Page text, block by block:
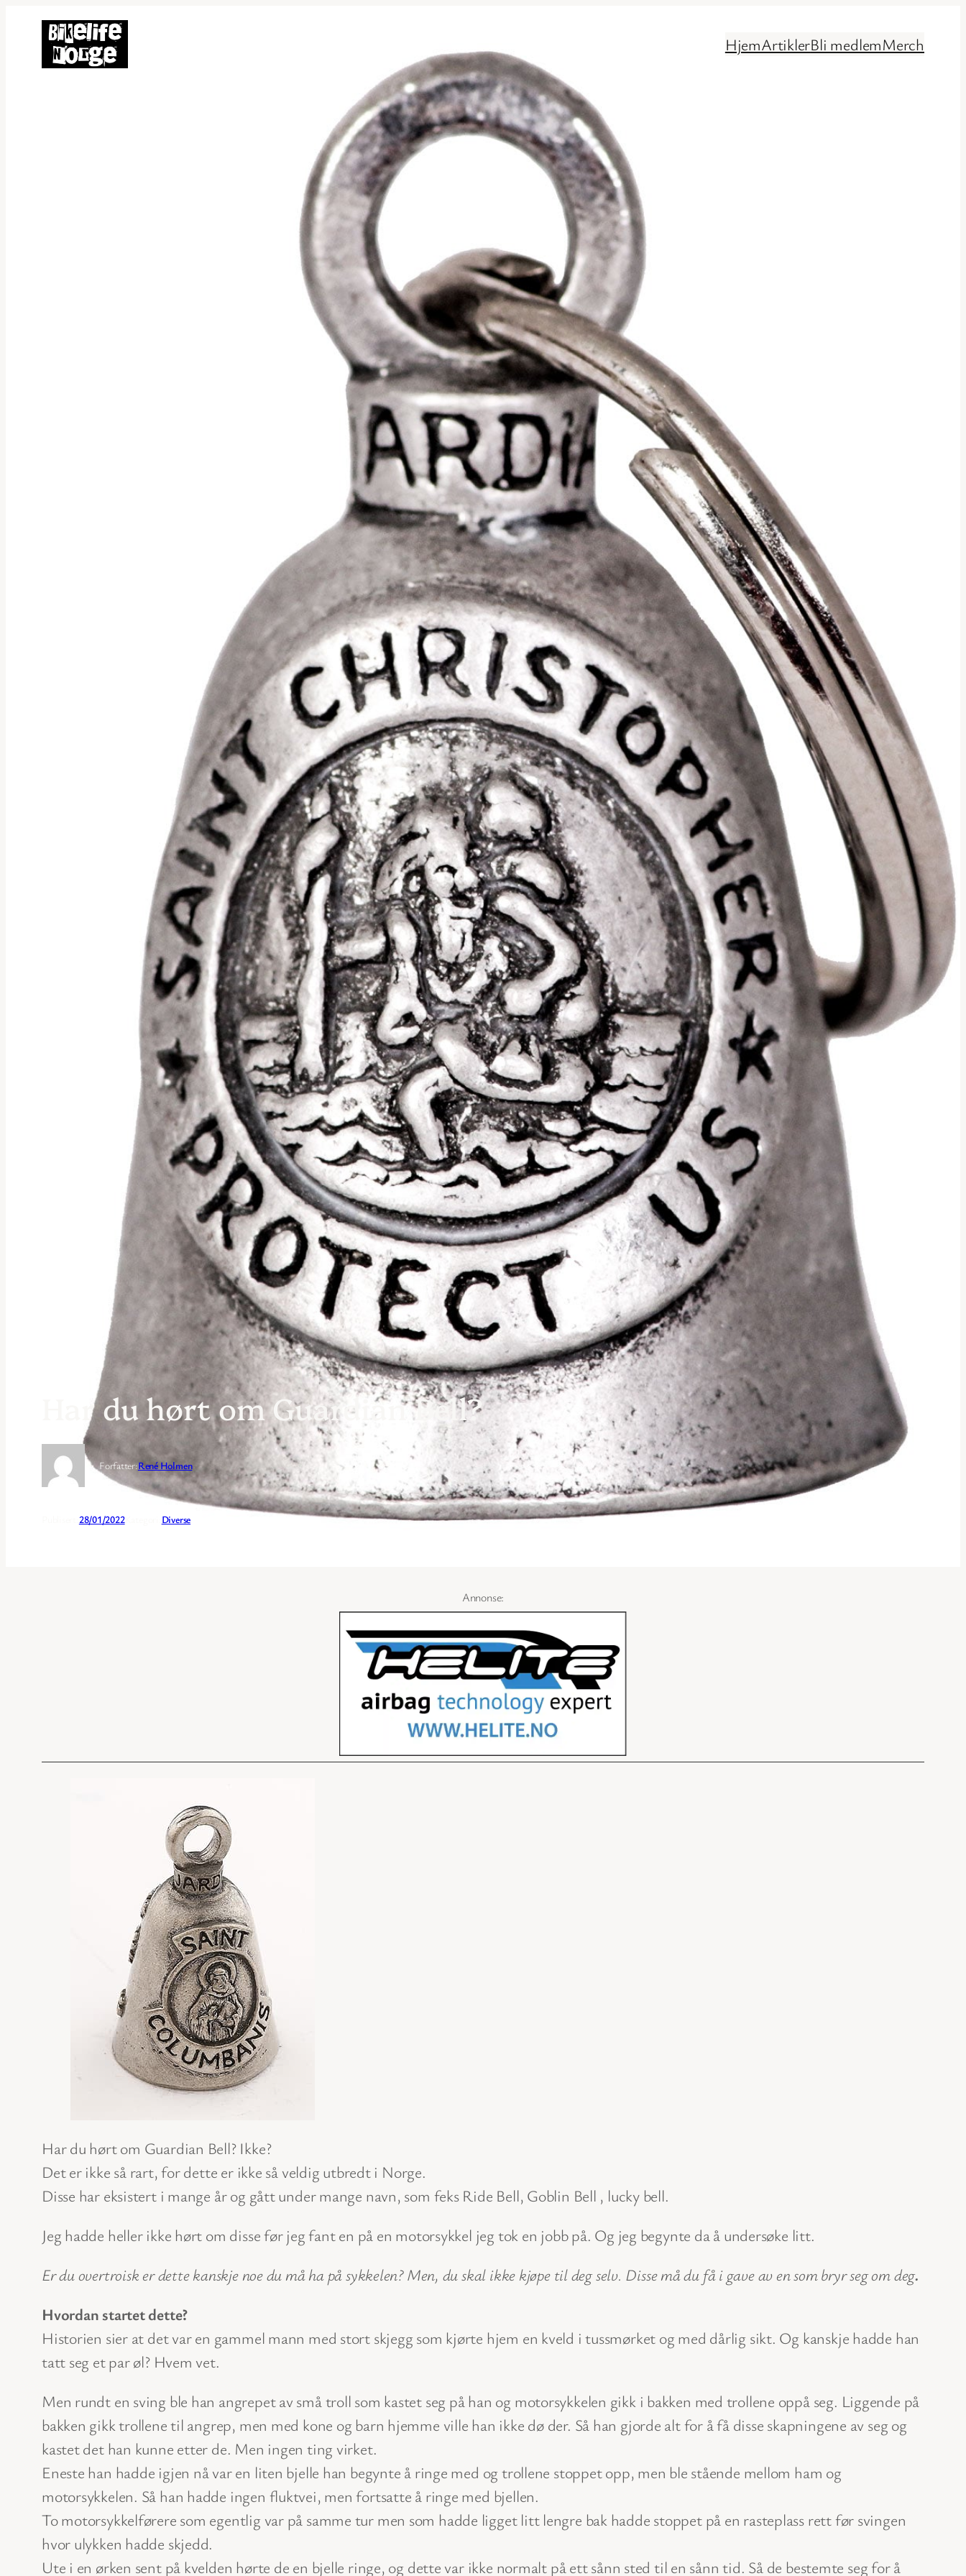
Hopp
innhold
HjemArtiklerBli medlemMerch
Har du hørt om Guardian Bell?
Forfatter:René Holmen
28/01/2022Kategori: Diverse
Har du hørt om Guardian Bell? Ikke?
Det er ikke så rart, for dette er ikke så veldig utbredt i Norge.
Disse har eksistert i mange år og gått under mange navn, som feks Ride Bell, Goblin Bell , lucky bell.
Jeg hadde heller ikke hørt om disse før jeg fant en på en motorsykkel jeg tok en jobb på. Og jeg begynte da å undersøke litt.
Er du overtroisk er dette kanskje noe du må ha på sykkelen? Men, du skal ikke kjøpe til deg selv. Disse må du få i gave av en som bryr seg om deg.
Hvordan startet dette?
Historien sier at det var en gammel mann med stort skjegg som kjørte hjem en kveld i tussmørket og med dårlig sikt. Og kanskje hadde han
tatt seg et par øl? Hvem vet.
Men rundt en sving ble han angrepet av små troll som kastet seg på han og motorsykkelen gikk i bakken med trollene oppå seg. Liggende på
bakken gikk trollene til angrep, men med kone og barn hjemme ville han ikke dø der. Så han gjorde alt for å få disse skapningene av seg og
kastet det han kunne etter de. Men ingen ting virket.
Eneste han hadde igjen nå var en liten bjelle han begynte å ringe med og trollene stoppet opp, men ble stående mellom ham og
motorsykkelen. Så han hadde ingen fluktvei, men fortsatte å ringe med bjellen.
To motorsykkelførere som egentlig var på samme tur men som hadde ligget litt lengre bak hadde stoppet på en rasteplass rett før svingen
hvor ulykken hadde skjedd.
Ute i en ørken sent på kvelden hørte de en bjelle ringe, og dette var ikke normalt på ett sånn sted til en sånn tid. Så de bestemte seg for å